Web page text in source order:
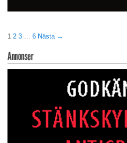
1 2 3 … 6 Nästa →
Annonser